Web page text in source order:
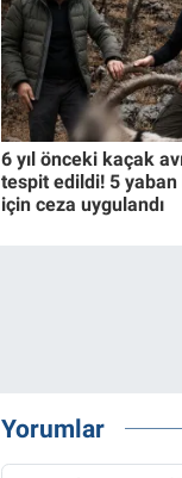
6 yıl önceki kaçak
tespit edildi! 5
için ceza uygulandı
Yorumlar